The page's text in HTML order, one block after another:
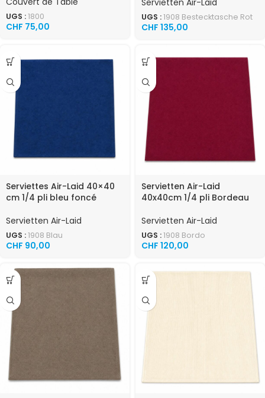
UGS :1800
CHF 75,00
Servietten Air-Laid
UGS :1908 Bestecktasche Rot
CHF 135,00
Serviettes Air-Laid 40×40
cm 1/4 pli bleu foncé
Servietten Air-Laid
UGS :1908 Blau
CHF 90,00
Servietten Air-Laid
40x40cm 1/4 pli Bordeau
Servietten Air-Laid
UGS :1908 Bordo
CHF 120,00